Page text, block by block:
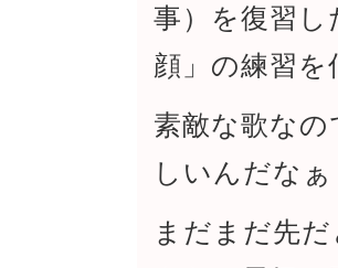
事）を復習
顔」の練習
素敵な歌な
しいんだなぁ
まだまだ先